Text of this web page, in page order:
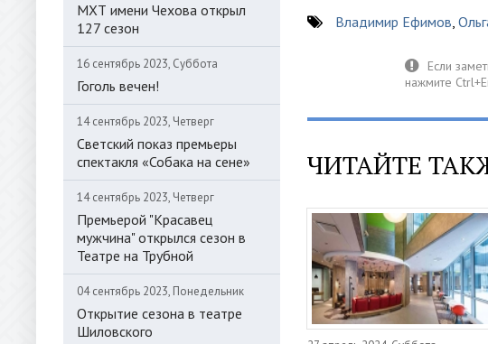
МХТ имени Чехова открыл
127 сезон
16 сентябрь 2023, Суббота
Гоголь вечен!
14 сентябрь 2023, Четверг
Светский показ премьеры
спектакля «Собака на сене»
14 сентябрь 2023, Четверг
Премьерой "Красавец
мужчина" открылся сезон в
Театре на Трубной
04 сентябрь 2023, Понедельник
Открытие сезона в театре
Шиловского
Владимир Ефимов,
ЧИТАЙТЕ